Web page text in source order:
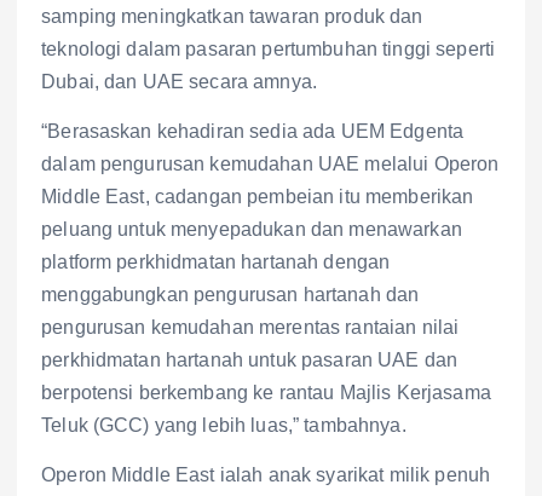
samping meningkatkan tawaran produk dan
teknologi dalam pasaran pertumbuhan tinggi seperti
Dubai, dan UAE secara amnya.
“Berasaskan kehadiran sedia ada UEM Edgenta
dalam pengurusan kemudahan UAE melalui Operon
Middle East, cadangan pembeian itu memberikan
peluang untuk menyepadukan dan menawarkan
platform perkhidmatan hartanah dengan
menggabungkan pengurusan hartanah dan
pengurusan kemudahan merentas rantaian nilai
perkhidmatan hartanah untuk pasaran UAE dan
berpotensi berkembang ke rantau Majlis Kerjasama
Teluk (GCC) yang lebih luas,” tambahnya.
Operon Middle East ialah anak syarikat milik penuh